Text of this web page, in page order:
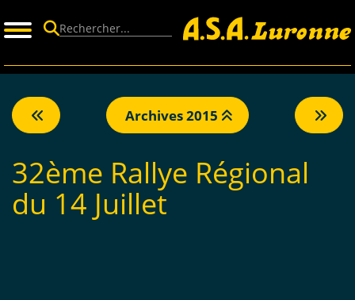
Archives 2015
32ème Rallye Régional
du 14 Juillet